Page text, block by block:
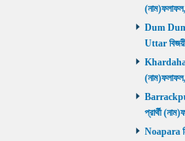
Dum Dum
Uttar
Khardaha
Barrackpur
প্রার্থী
Noapara